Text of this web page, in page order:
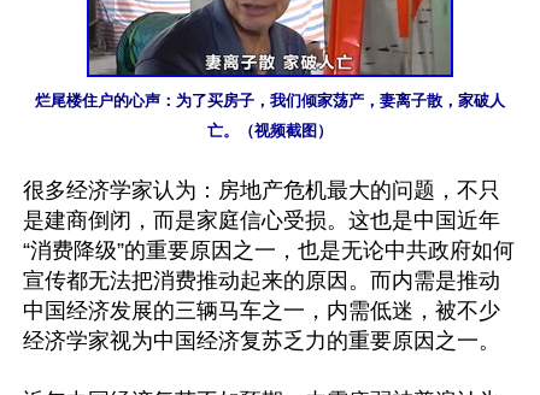
烂尾楼住户的心声：为了买房子，我们倾家荡产，妻离子散，家破人
亡。（视频截图）
很多经济学家认为：房地产危机最大的问题，不只
是建商倒闭，而是家庭信心受损。这也是中国近年
“消费降级”的重要原因之一，也是无论中共政府如何
宣传都无法把消费推动起来的原因。而内需是推动
中国经济发展的三辆马车之一，内需低迷，被不少
经济学家视为中国经济复苏乏力的重要原因之一。